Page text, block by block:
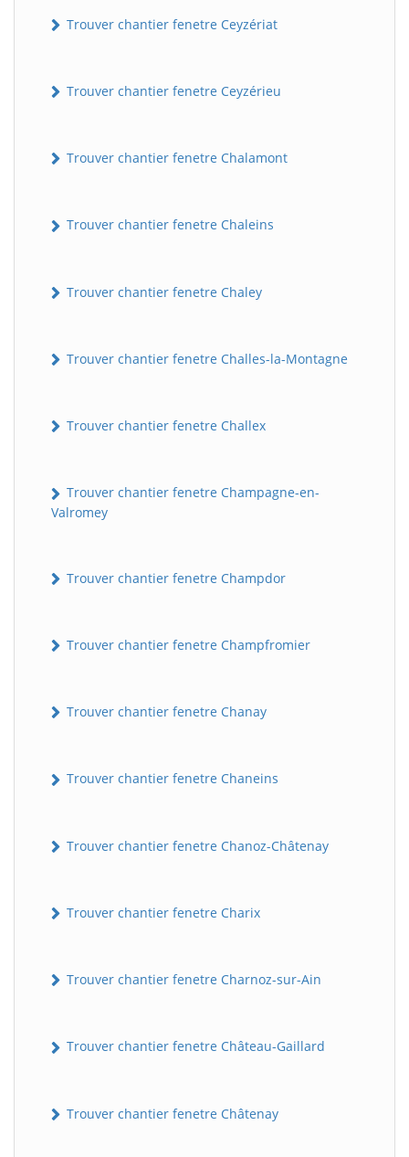
Trouver chantier fenetre Ceyzériat
Trouver chantier fenetre Ceyzérieu
Trouver chantier fenetre Chalamont
Trouver chantier fenetre Chaleins
Trouver chantier fenetre Chaley
Trouver chantier fenetre Challes-la-Montagne
Trouver chantier fenetre Challex
Trouver chantier fenetre Champagne-en-
Valromey
Trouver chantier fenetre Champdor
Trouver chantier fenetre Champfromier
Trouver chantier fenetre Chanay
Trouver chantier fenetre Chaneins
Trouver chantier fenetre Chanoz-Châtenay
Trouver chantier fenetre Charix
Trouver chantier fenetre Charnoz-sur-Ain
Trouver chantier fenetre Château-Gaillard
Trouver chantier fenetre Châtenay